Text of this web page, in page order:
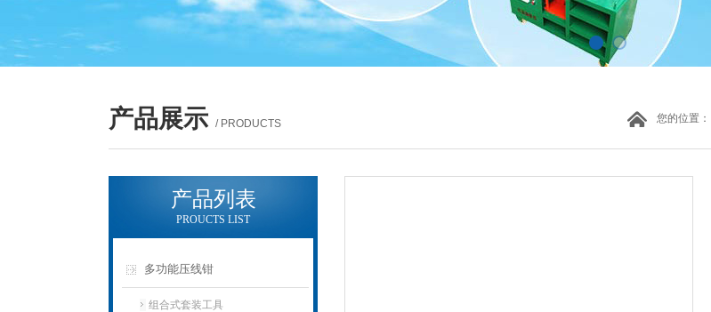
产品展示 / PRODUCTS 您的位置：
产品列表
PROUCTS LIST
多功能压线钳
组合式套装工具